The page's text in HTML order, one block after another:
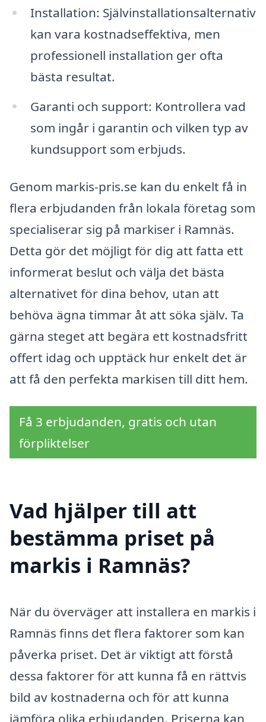
Installation: Självinstallationsalternativ
kan vara kostnadseffektiva, men
professionell installation ger ofta
bästa resultat.
Garanti och support: Kontrollera vad
som ingår i garantin och vilken typ av
kundsupport som erbjuds.
Genom markis-pris.se kan du enkelt få in
flera erbjudanden från lokala företag som
specialiserar sig på markiser i Ramnäs.
Detta gör det möjligt för dig att fatta ett
informerat beslut och välja det bästa
alternativet för dina behov, utan att
behöva ägna timmar åt att söka själv. Ta
gärna steget att begära ett kostnadsfritt
offert idag och upptäck hur enkelt det är
att få den perfekta markisen till ditt hem.
Få 3 erbjudanden, gratis och utan
förpliktelser
Vad hjälper till att
bestämma priset på
markis i Ramnäs?
När du överväger att installera en markis i
Ramnäs finns det flera faktorer som kan
påverka priset. Det är viktigt att förstå
dessa faktorer för att kunna få en rättvis
bild av kostnaderna och för att kunna
jämföra olika erbjudanden. Priserna kan